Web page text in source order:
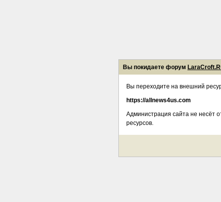
Вы покидаете форум
Вы переходите на внешний
https://allnews4us.com
Администрация сайта не несёт
ресурсов.